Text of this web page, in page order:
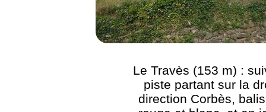
Le Travès (153 m) :
piste partant sur la
direction Corbès,